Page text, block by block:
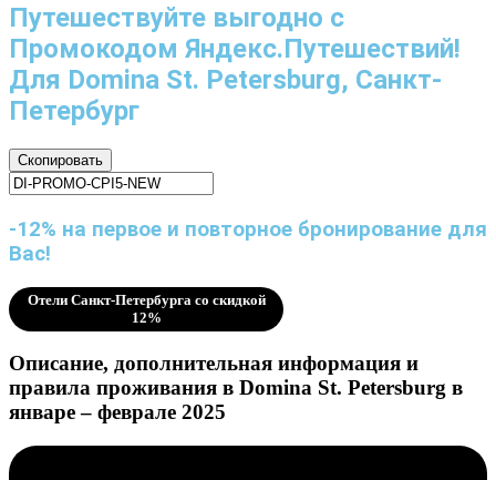
Путешествуйте выгодно с
Промокодом Яндекс.Путешествий!
Для Domina St. Petersburg, Санкт-
Петербург
Скопировать
-12% на первое и повторное бронирование для
Вас!
Отели Санкт-Петербурга со скидкой
12%
Описание, дополнительная информация и
правила проживания в Domina St. Petersburg в
январе – феврале 2025